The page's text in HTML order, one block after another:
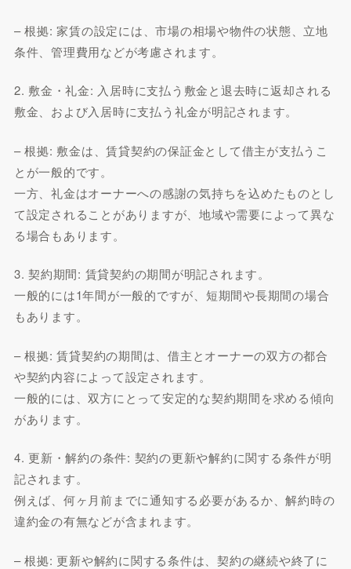
– 根拠: 家賃の設定には、市場の相場や物件の状態、立地
条件、管理費用などが考慮されます。
2. 敷金・礼金: 入居時に支払う敷金と退去時に返却される
敷金、および入居時に支払う礼金が明記されます。
– 根拠: 敷金は、賃貸契約の保証金として借主が支払うこ
とが一般的です。
一方、礼金はオーナーへの感謝の気持ちを込めたものとし
て設定されることがありますが、地域や需要によって異な
る場合もあります。
3. 契約期間: 賃貸契約の期間が明記されます。
一般的には1年間が一般的ですが、短期間や長期間の場合
もあります。
– 根拠: 賃貸契約の期間は、借主とオーナーの双方の都合
や契約内容によって設定されます。
一般的には、双方にとって安定的な契約期間を求める傾向
があります。
4. 更新・解約の条件: 契約の更新や解約に関する条件が明
記されます。
例えば、何ヶ月前までに通知する必要があるか、解約時の
違約金の有無などが含まれます。
– 根拠: 更新や解約に関する条件は、契約の継続や終了に